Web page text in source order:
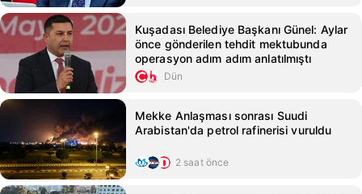
Kuşadası Belediye Başkanı Günel: Aylar
önce gönderilen tehdit mektubunda
operasyon adım adım anlatılmıştı
Dün
Mekke Anlaşması sonrası Suudi
Arabistan'da petrol rafinerisi vuruldu
2 saat önce